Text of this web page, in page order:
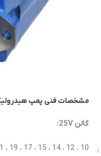
مشخصات فنی پمپ هیدرولیک
گالن 25V:
10 ، 12 ، 14 ، 15 ، 17 ، 19 ، 21 ، 25